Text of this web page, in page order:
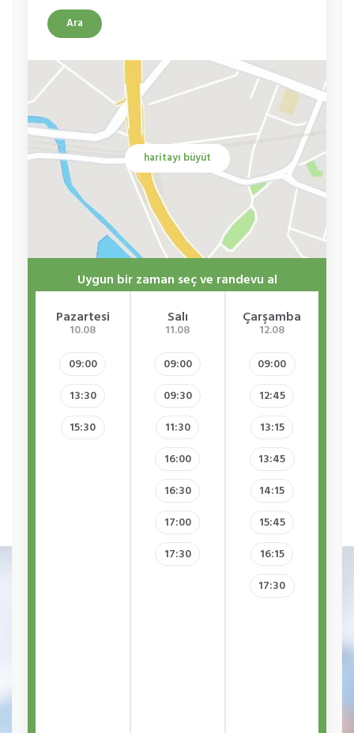
Ara
haritayı büyüt
Uygun bir zaman seç ve randevu al
Pazartesi
10.08
09:00
13:30
15:30
Salı
11.08
09:00
09:30
11:30
16:00
16:30
17:00
17:30
Çarşamba
12.08
09:00
12:45
13:15
13:45
14:15
15:45
16:15
17:30